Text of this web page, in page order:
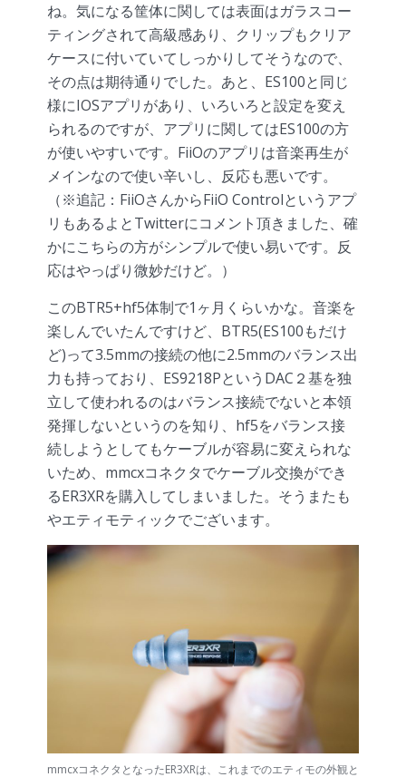
ね。気になる筐体に関しては表面はガラスコー
ティングされて高級感あり、クリップもクリア
ケースに付いていてしっかりしてそうなので、
その点は期待通りでした。あと、ES100と同じ
様にIOSアプリがあり、いろいろと設定を変え
られるのですが、アプリに関してはES100の方
が使いやすいです。FiiOのアプリは音楽再生が
メインなので使い辛いし、反応も悪いです。
（※追記：FiiOさんからFiiO Controlというアプ
リもあるよとTwitterにコメント頂きました、確
かにこちらの方がシンプルで使い易いです。反
応はやっぱり微妙だけど。）
このBTR5+hf5体制で1ヶ月くらいかな。音楽を
楽しんでいたんですけど、BTR5(ES100もだけ
ど)って3.5mmの接続の他に2.5mmのバランス出
力も持っており、ES9218PというDAC２基を独
立して使われるのはバランス接続でないと本領
発揮しないというのを知り、hf5をバランス接
続しようとしてもケーブルが容易に変えられな
いため、mmcxコネクタでケーブル交換ができ
るER3XRを購入してしまいました。そうまたも
やエティモティックでございます。
mmcxコネクタとなったER3XRは、これまでのエティモの外観と